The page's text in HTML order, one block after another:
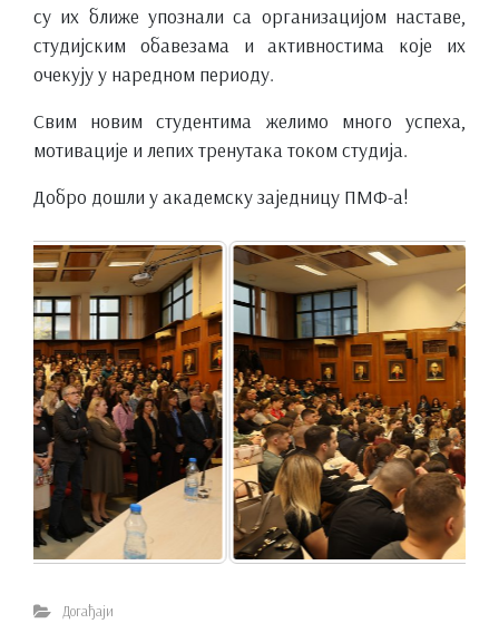
су их ближе упознали са организацијом наставе,
студијским обавезама и активностима које их
очекују у наредном периоду.
Свим новим студентима желимо много успеха,
мотивације и лепих тренутака током студија.
Добро дошли у академску заједницу ПМФ-а!
Догађаји